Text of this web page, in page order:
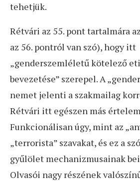
tehetjük.
Rétvári az 55. pont tartalmára
az 56. pontról van szó), hogy itt
„genderszemléletű kötelező
bevezetése” szerepel. A
nemet jelenti a szakmailag
Rétvári itt egészen más
Funkcionálisan úgy, mint az
„terrorista” szavakat, és ez a
gyűlölet mechanizmusainak
Olvasói nagy részének